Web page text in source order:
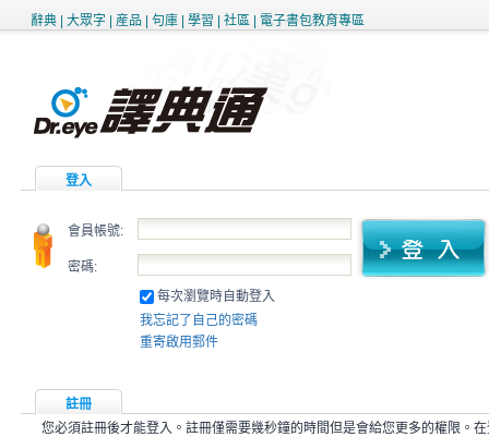
辭典 大眾字 産品 句庫 學習 社區 電子書包教育專區
登入
會員帳號:
密碼:
每次瀏覽時自動登入
我忘記了自己的密碼
重寄啟用郵件
註冊
您必須註冊後才能登入。註冊僅需要幾秒鐘的時間但是會給您更多的權限。